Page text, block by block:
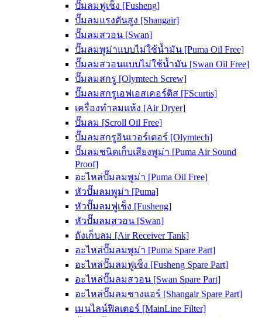
ปั๊มลมฟูเช็ง [Fusheng]
ปั๊มลมแรงดันสูง [Shangair]
ปั๊มลมสวอน [Swan]
ปั๊มลมพูม่าแบบไม่ใช้น้ำมัน [Puma Oil Free]
ปั๊มลมสวอนแบบไม่ใช้น้ำมัน [Swan Oil Free]
ปั๊มลมสกรู [Olymtech Screw]
ปั๊มลมสกรูเอฟเอสเคอร์ติส [FScurtis]
เครื่องทำลมแห้ง [Air Dryer]
ปั๊มลม [Scroll Oil Free]
ปั๊มลมสกรูอินเวอร์เตอร์ [Olymtech]
ปั๊มลมชนิดเก็บเสียงพูม่า [Puma Air Sound
Proof]
อะไหล่ปั๊มลมพูม่า [Puma Oil Free]
หัวปั๊มลมพูม่า [Puma]
หัวปั๊มลมฟูเช็ง [Fusheng]
หัวปั๊มลมสวอน [Swan]
ถังเก็บลม [Air Receiver Tank]
อะไหล่ปั๊มลมพูม่า [Puma Spare Part]
อะไหล่ปั๊มลมฟูเช็ง [Fusheng Spare Part]
อะไหล่ปั๊มลมสวอน [Swan Spare Part]
อะไหล่ปั๊มลมชางแอร์ [Shangair Spare Part]
เมนไลน์ฟิลเตอร์ [MainLine Filter]